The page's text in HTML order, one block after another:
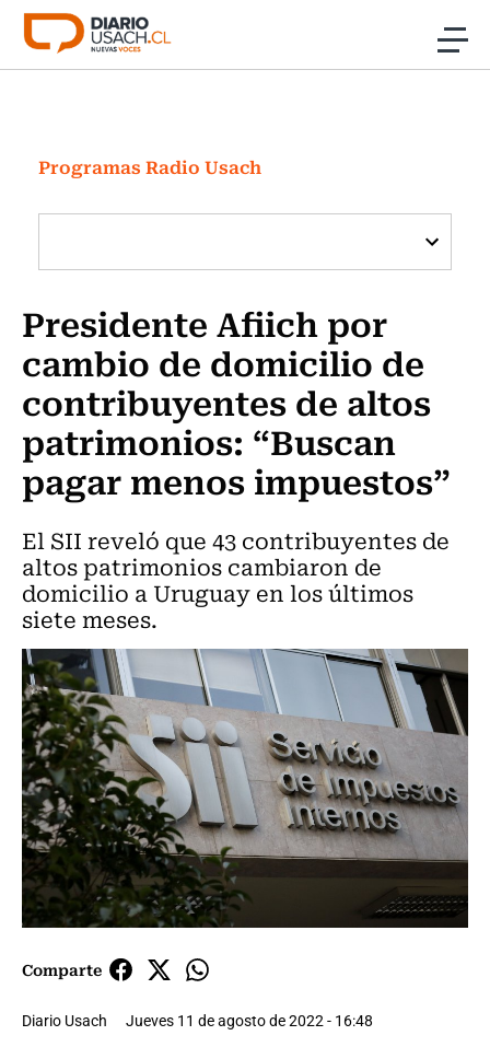
Click acá para ir directamente al contenido
Investigación
Cultura
Programas Radio y TV Usach
Programas Radio Usach
Presidente Afiich por
cambio de domicilio de
contribuyentes de altos
patrimonios: “Buscan
pagar menos impuestos”
El SII reveló que 43 contribuyentes de
altos patrimonios cambiaron de
domicilio a Uruguay en los últimos
siete meses.
Comparte
Diario Usach Jueves 11 de agosto de 2022 - 16:48